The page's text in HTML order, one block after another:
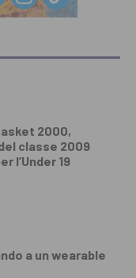
2000,
classe 2009
l’Under 19
a un wearable